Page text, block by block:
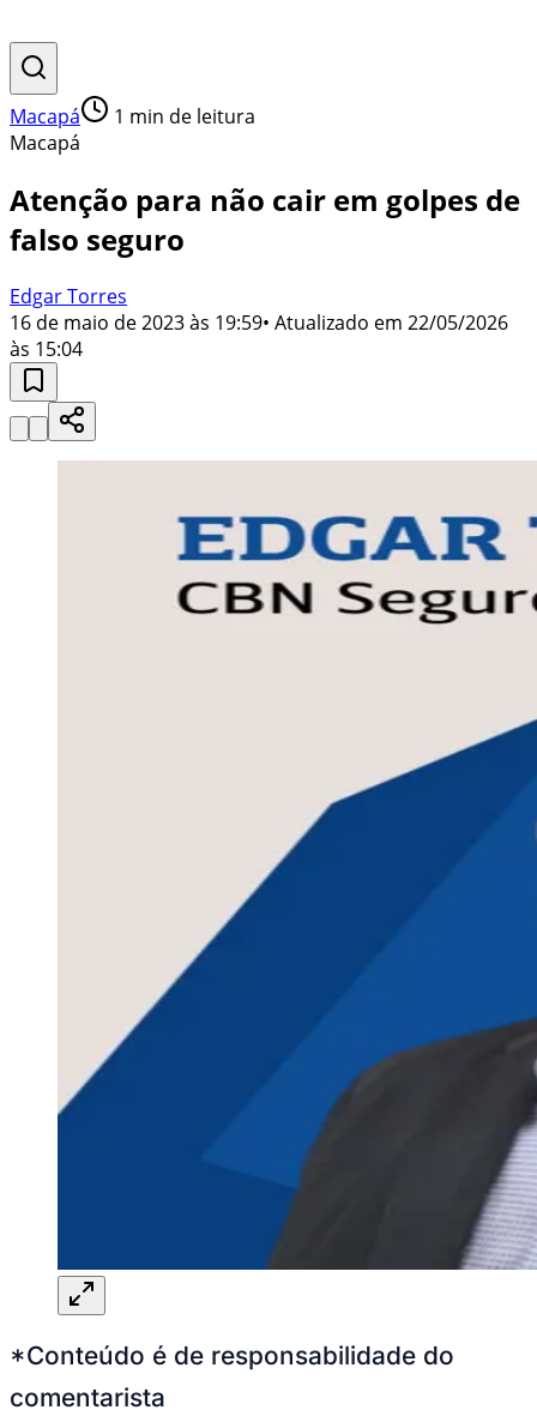
Macapá 1 min de leitura
Macapá
Atenção para não cair em golpes de
falso seguro
Edgar Torres
16 de maio de 2023 às 19:59• Atualizado em 22/05/2026
às 15:04
*Conteúdo é de responsabilidade do
comentarista